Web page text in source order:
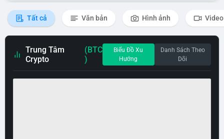
Tất cả Văn bản Hình ảnh Video
Trung Tâm
Crypto
(BTC
)
Biểu Đồ Xu
Hướng
Danh Sách Theo
Dõi